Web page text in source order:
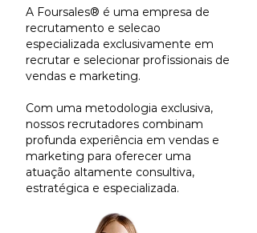
A Foursales® é uma empresa de
recrutamento e selecao
especializada exclusivamente em
recrutar e selecionar profissionais de
vendas e marketing.
Com uma metodologia exclusiva,
nossos recrutadores combinam
profunda experiência em vendas e
marketing para oferecer uma
atuação altamente consultiva,
estratégica e especializada.